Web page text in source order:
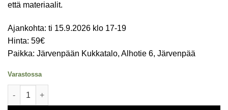
että materiaalit.
Ajankohta: ti 15.9.2026 klo 17-19
Hinta: 59€
Paikka: Järvenpään Kukkatalo, Alhotie 6, Järvenpää
Varastossa
Kukkakoulu - Iso syyskranssi 15.9. määrä